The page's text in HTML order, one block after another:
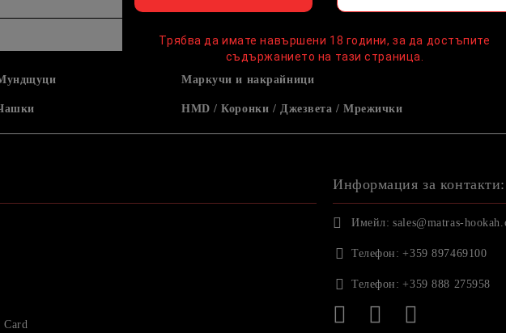
Маркучи и накрайници
HMD / Коронки / Джезвета / Мрежички
Card
Информация за контакти:
Имейл: sales@matras-
Телефон: +359 897469100
Телефон: +359 888 275958
Трябва да имате навършени 18 години, за да достъпите
съдържанието на тази страница.